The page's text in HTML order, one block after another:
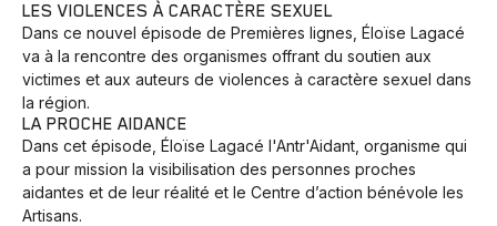
LES VIOLENCES À CARACTÈRE SEXUEL
Dans ce nouvel épisode de Premières lignes, Éloïse Lagacé
va à la rencontre des organismes offrant du soutien aux
victimes et aux auteurs de violences à caractère sexuel dans
la région.
LA PROCHE AIDANCE
Dans cet épisode, Éloïse Lagacé l'Antr'Aidant, organisme qui
a pour mission la visibilisation des personnes proches
aidantes et de leur réalité et le Centre d’action bénévole les
Artisans.